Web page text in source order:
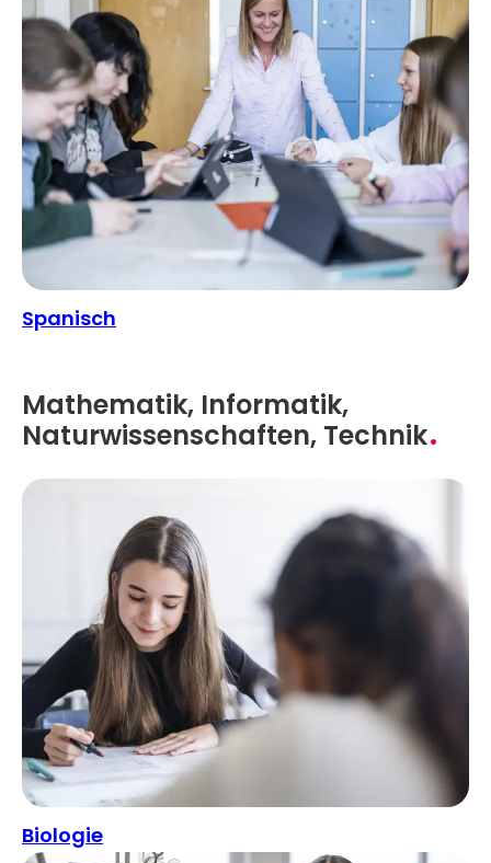
Spanisch
Mathematik, Informatik,
Naturwissenschaften, Technik
Biologie